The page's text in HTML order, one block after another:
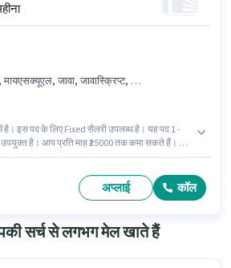
एक्सेल / एडवांस्ड एक्सेल, वेब डेवलपमेंट, SQL, टेस्टिंग / क्यूए (मैनुअल / ऑटोमेशन), गिट / गिटहब, बैकएंड डेवलपमेंट, संचार कौशल
है। इस पद के लिए Fixed सैलरी उपलब्ध है। यह पद 1 -
उपयुक्त है। आप प्रति माह ₹25000 तक कमा सकते हैं। इस
समस्या समाधान, संचार कौशल जैसी स्किल्स होनी
PRIVATE LIMITED में आईटी / सॉफ्टवेयर / डेटा
चाहिए।
अप्लाई कॉल
सर्च से लगभग मेल खाते हैं